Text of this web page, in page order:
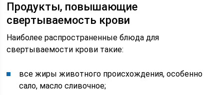
Продукты, повышающие
свертываемость крови
Наиболее распространенные блюда для
свертываемости крови такие:
все жиры животного происхождения, особенно
сало, масло сливочное;